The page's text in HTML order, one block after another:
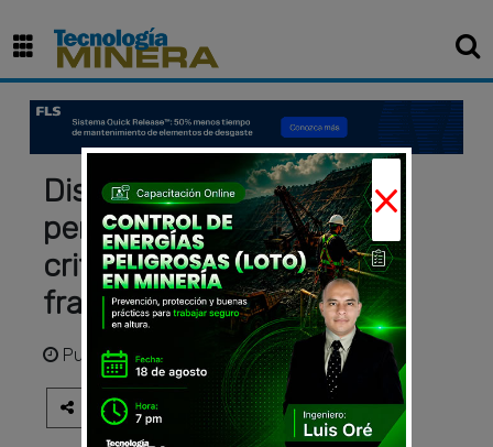
Diseño de mallas de
perforación en minería:
criterios para optimizar la
fragmentación de roca
Publicadohace 3 meses
×